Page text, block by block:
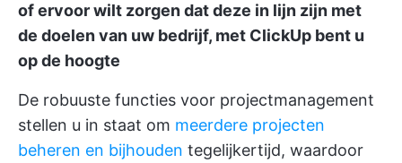
of ervoor wilt zorgen dat deze in lijn zijn met
de doelen van uw bedrijf, met ClickUp bent u
op de hoogte
De robuuste functies voor projectmanagement
stellen u in staat om meerdere projecten
beheren en bijhouden tegelijkertijd, waardoor